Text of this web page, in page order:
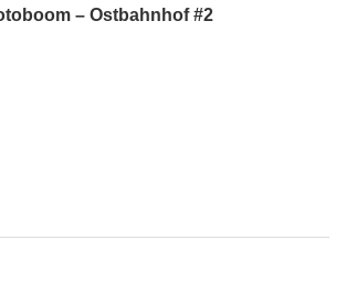
– Ostbahnhof #2